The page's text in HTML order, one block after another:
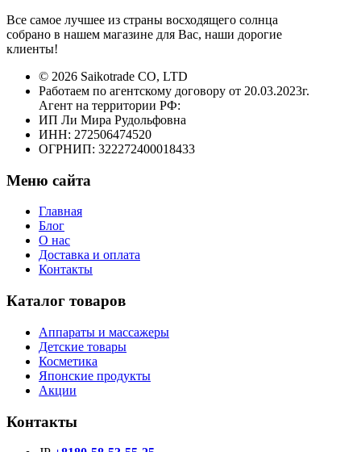
Все самое лучшее из страны восходящего солнца
собрано в нашем магазине для Вас, наши дорогие
клиенты!
© 2026 Saikotrade CO, LTD
Работаем по агентскому договору от 20.03.2023г.
Агент на территории РФ:
ИП Ли Мира Рудольфовна
ИНН: 272506474520
ОГРНИП: 322272400018433
Меню сайта
Главная
Блог
О нас
Доставка и оплата
Контакты
Каталог товаров
Аппараты и массажеры
Детские товары
Косметика
Японские продукты
Акции
Контакты